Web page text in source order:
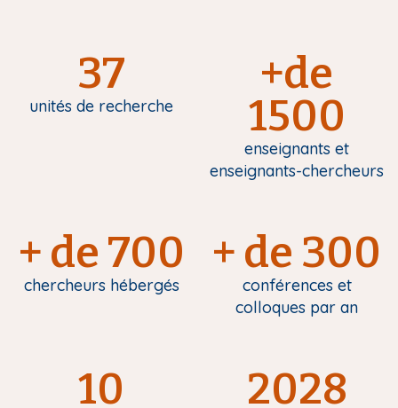
37
unités de recherche
+de
1500
enseignants et
enseignants-chercheurs
+ de 700
chercheurs hébergés
+ de 300
conférences et
colloques par an
10 2028